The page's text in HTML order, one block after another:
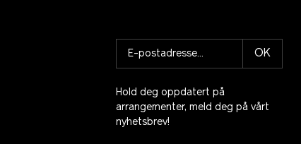
OK
Hold deg oppdatert på
arrangementer, meld deg på vårt
nyhetsbrev!